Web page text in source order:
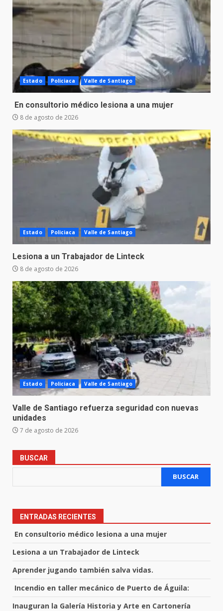
Estado Policiaca Valle de Santiago
En consultorio médico lesiona a una mujer
8 de agosto de 2026
Estado Policiaca Valle de Santiago
Lesiona a un Trabajador de Linteck
8 de agosto de 2026
Estado Policiaca Valle de Santiago
Valle de Santiago refuerza seguridad con nuevas
unidades
7 de agosto de 2026
BUSCAR
BUSCAR
ENTRADAS RECIENTES
En consultorio médico lesiona a una mujer
Lesiona a un Trabajador de Linteck
Aprender jugando también salva vidas.
Incendio en taller mecánico de Puerto de Águila:
Inauguran la Galería Historia y Arte en Cartonería